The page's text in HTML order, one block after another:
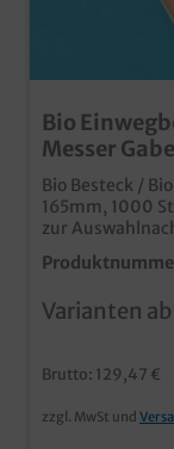
Bio
Messer
Bio Besteck /
165mm, 1000
zur
Beschichtung
Einwegbesteck
Varianten ab
Brutto: 129,47 €
zzgl. MwSt und